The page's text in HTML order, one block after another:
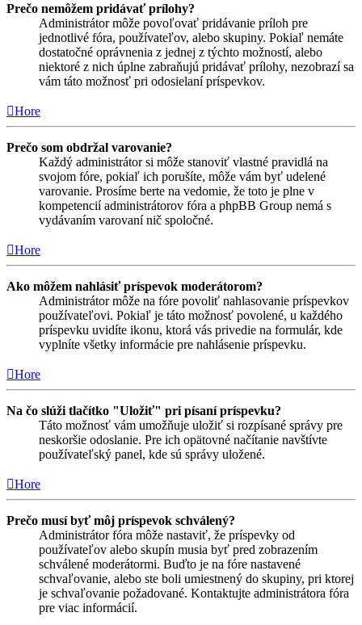
Prečo nemôžem pridávať prílohy?
Administrátor môže povoľovať pridávanie príloh pre
jednotlivé fóra, používateľov, alebo skupiny. Pokiaľ nemáte
dostatočné oprávnenia z jednej z týchto možností, alebo
niektoré z nich úplne zabraňujú pridávať prílohy, nezobrazí sa
vám táto možnosť pri odosielaní príspevkov.
Hore
Prečo som obdržal varovanie?
Každý administrátor si môže stanoviť vlastné pravidlá na
svojom fóre, pokiaľ ich porušíte, môže vám byť udelené
varovanie. Prosíme berte na vedomie, že toto je plne v
kompetencií administrátorov fóra a phpBB Group nemá s
vydávaním varovaní nič spoločné.
Hore
Ako môžem nahlásiť príspevok moderátorom?
Administrátor môže na fóre povoliť nahlasovanie príspevkov
používateľovi. Pokiaľ je táto možnosť povolené, u každého
príspevku uvidíte ikonu, ktorá vás privedie na formulár, kde
vyplníte všetky informácie pre nahlásenie príspevku.
Hore
Na čo slúži tlačítko "Uložiť" pri písaní príspevku?
Táto možnosť vám umožňuje uložiť si rozpísané správy pre
neskoršie odoslanie. Pre ich opätovné načítanie navštívte
používateľský panel, kde sú správy uložené.
Hore
Prečo musí byť môj príspevok schválený?
Administrátor fóra môže nastaviť, že príspevky od
používateľov alebo skupín musia byť pred zobrazením
schválené moderátormi. Buďto je na fóre nastavené
schvaľovanie, alebo ste boli umiestnený do skupiny, pri ktorej
je schvaľovanie požadované. Kontaktujte administrátora fóra
pre viac informácií.